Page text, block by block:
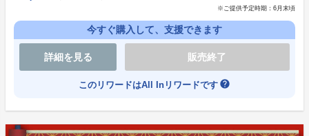
努力、友情、時には休んだりなどを一緒に共有し
キャラクターの成長をみんなと一緒に感じてもらえれば
と思っています。
※ご提供予定時期： 6月末頃
今すぐ購入して、支援できます
詳細を見る 販売終了
このリワードはAll Inリワードです help